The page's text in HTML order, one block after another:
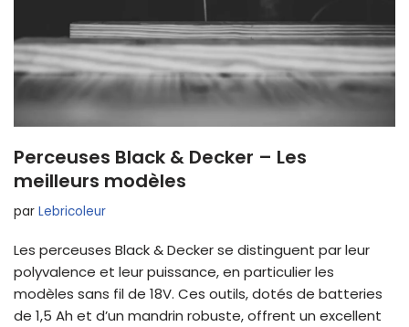
Perceuses Black & Decker – Les
meilleurs modèles
par Lebricoleur
Les perceuses Black & Decker se distinguent par leur
polyvalence et leur puissance, en particulier les
modèles sans fil de 18V. Ces outils, dotés de batteries
de 1,5 Ah et d’un mandrin robuste, offrent un excellent